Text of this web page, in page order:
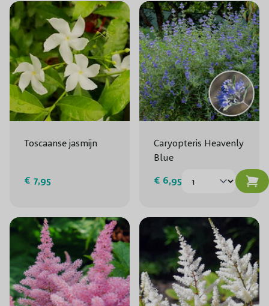
Toscaanse jasmijn
€ 7,95
Caryopteris Heavenly
Blue
€ 6,95